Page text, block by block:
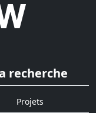
recherche
Projets